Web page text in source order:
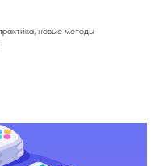
новые методы